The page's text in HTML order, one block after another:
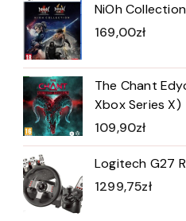
NiOh
169,00zł
The Chant
Xbox Series X)
109,90zł
Logitech G27
1299,75zł